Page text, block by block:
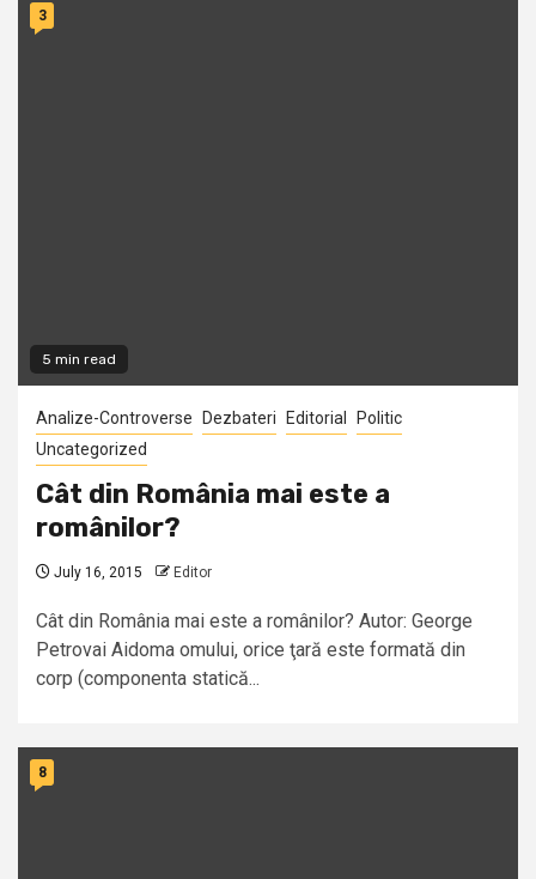
5 min read
3
Analize-Controverse Dezbateri Editorial
Politic
Uncategorized
Cât din România mai este a
românilor?
July 16, 2015 Editor
Cât din România mai este a românilor? Autor: George
Petrovai Aidoma omului, orice ţară este formată din
corp (componenta statică...
8